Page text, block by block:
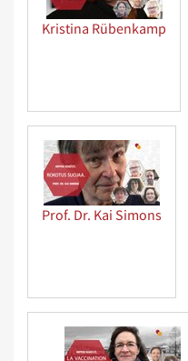
Kristina Rübenkamp
Prof. Dr. Kai Simons